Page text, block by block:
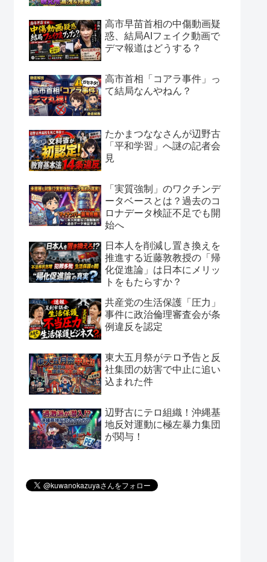
高市早苗首相の中傷動画疑
惑、結局AIフェイク動画で
デマ報道はどうする？
高市首相「コアラ事件」っ
て結局なんやねん？
たかまつななさんが辺野古
「平和学習」へ謎の記者会
見
「実質強制」のワクチンデ
ータベースとは？過去のコ
ロナデータ検証不足でも開
始へ
日本人を削減し置き換えを
推進する近藤敦教授の「帰
化促進論」は日本にメリッ
トをもたらすか？
共産党の生活保護「圧力」
事件に政治倫理審査会が条
例違反を認定
東大五月祭がテロ予告と反
社集団の妨害で中止に追い
込まれた件
辺野古にテロ組織！沖縄基
地反対運動に極左暴力集団
が関与！